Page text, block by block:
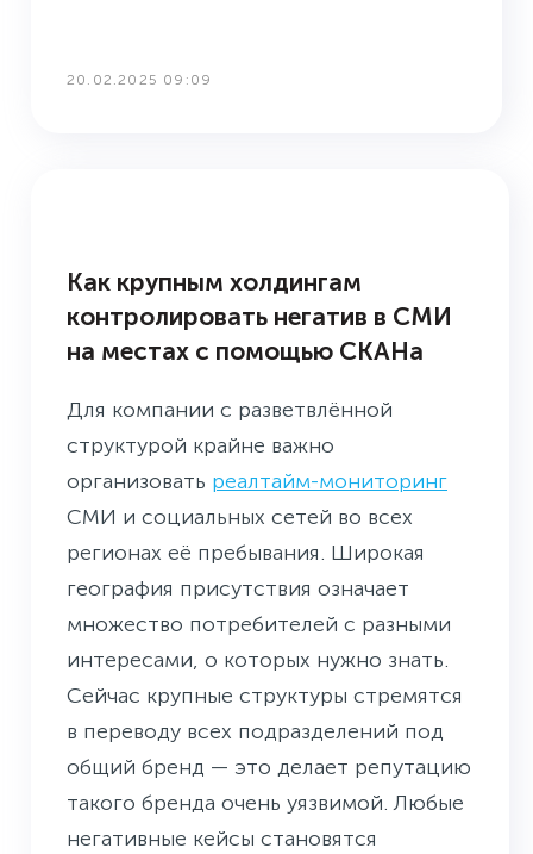
20.02.2025 09:09
Как крупным холдингам
контролировать негатив в СМИ
на местах с помощью СКАНа
Для компании с разветвлённой
структурой крайне важно
организовать реалтайм-мониторинг
СМИ и социальных сетей во всех
регионах её пребывания. Широкая
география присутствия означает
множество потребителей с разными
интересами, о которых нужно знать.
Сейчас крупные структуры стремятся
в переводу всех подразделений под
общий бренд — это делает репутацию
такого бренда очень уязвимой. Любые
негативные кейсы становятся